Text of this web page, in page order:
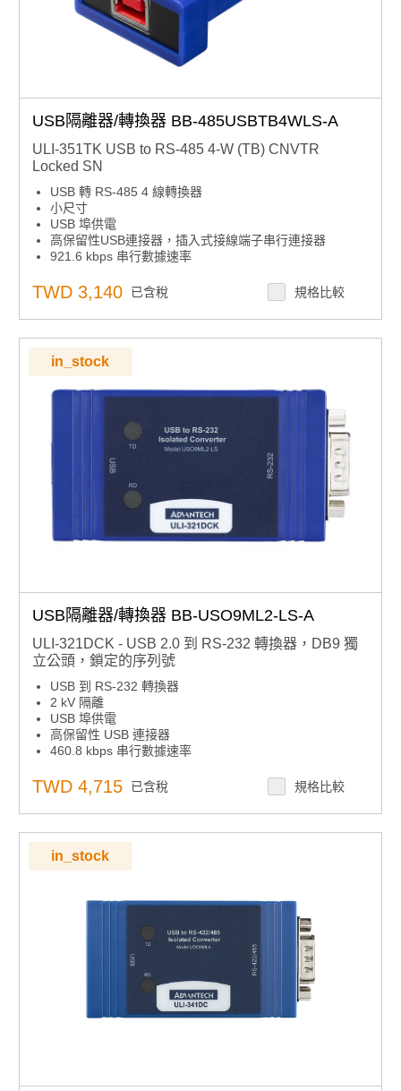
USB隔離器/轉換器 BB-485USBTB4WLS-A
ULI-351TK USB to RS-485 4-W (TB) CNVTR
Locked SN
USB 轉 RS-485 4 線轉換器
小尺寸
USB 埠供電
高保留性USB連接器，插入式接線端子串行連接器
921.6 kbps 串行數據速率
鎖定序列號 - 簡化服務池中的使用
TWD 3,140 已含稅 規格比較
in_stock
USB隔離器/轉換器 BB-USO9ML2-LS-A
ULI-321DCK - USB 2.0 到 RS-232 轉換器，DB9 獨
立公頭，鎖定的序列號
USB 到 RS-232 轉換器
2 kV 隔離
USB 埠供電
高保留性 USB 連接器
460.8 kbps 串行數據速率
鎖定序列號 - 簡化服務池中的使用
TWD 4,715 已含稅 規格比較
in_stock